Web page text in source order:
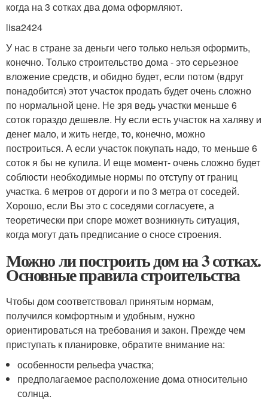
когда на 3 сотках два дома оформляют.
lisa2424
У нас в стране за деньги чего только нельзя оформить,
конечно. Только строительство дома - это серьезное
вложение средств, и обидно будет, если потом (вдруг
понадобится) этот участок продать будет очень сложно
по нормальной цене. Не зря ведь участки меньше 6
соток гораздо дешевле. Ну если есть участок на халяву и
денег мало, и жить негде, то, конечно, можно
построиться. А если участок покупать надо, то меньше 6
соток я бы не купила. И еще момент- очень сложно будет
соблюсти необходимые нормы по отступу от границ
участка. 6 метров от дороги и по 3 метра от соседей.
Хорошо, если Вы это с соседями согласуете, а
теоретически при споре может возникнуть ситуация,
когда могут дать предписание о сносе строения.
Можно ли построить дом на 3 сотках.
Основные правила строительства
Чтобы дом соответствовал принятым нормам,
получился комфортным и удобным, нужно
ориентироваться на требования и закон. Прежде чем
приступать к планировке, обратите внимание на:
особенности рельефа участка;
предполагаемое расположение дома относительно
солнца.